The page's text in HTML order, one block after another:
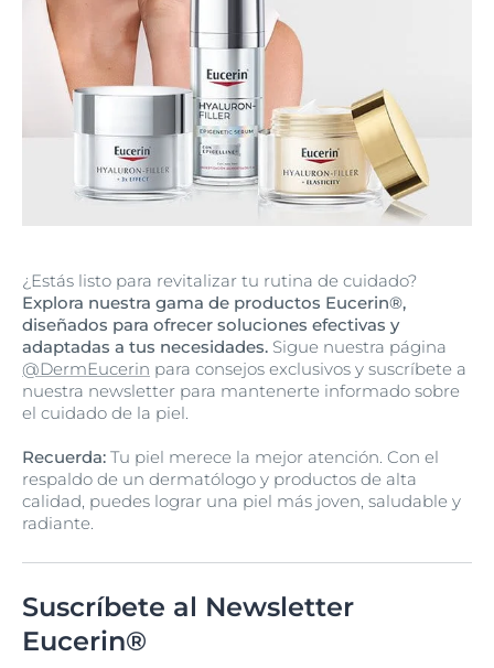
¿Estás listo para revitalizar tu rutina de cuidado?
Explora nuestra gama de productos Eucerin®,
diseñados para ofrecer soluciones efectivas y
adaptadas a tus necesidades. Sigue nuestra página
@DermEucerin para consejos exclusivos y suscríbete a
nuestra newsletter para mantenerte informado sobre
el cuidado de la piel.
Recuerda: Tu piel merece la mejor atención. Con el
respaldo de un dermatólogo y productos de alta
calidad, puedes lograr una piel más joven, saludable y
radiante.
Suscríbete al Newsletter
Eucerin®